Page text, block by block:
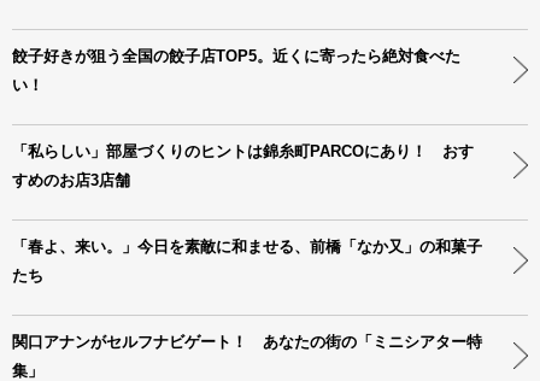
餃子好きが狙う全国の餃子店TOP5。近くに寄ったら絶対食べた
い！
「私らしい」部屋づくりのヒントは錦糸町PARCOにあり！ おす
すめのお店3店舗
「春よ、来い。」今日を素敵に和ませる、前橋「なか又」の和菓子
たち
関口アナンがセルフナビゲート！ あなたの街の「ミニシアター特
集」